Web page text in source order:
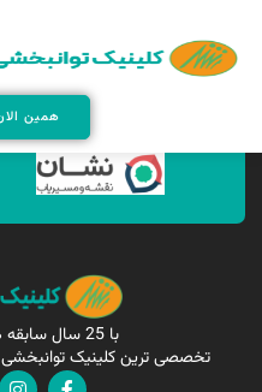
همین
همین الان
با 25 سال سابقه همراه شما هستیم .
تخصصی ترین کلینیک توانبخشی